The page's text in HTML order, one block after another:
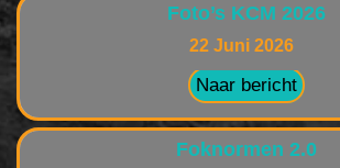
Foto’s KCM 2026
22 Juni 2026
Naar bericht
Foknormen 2.0